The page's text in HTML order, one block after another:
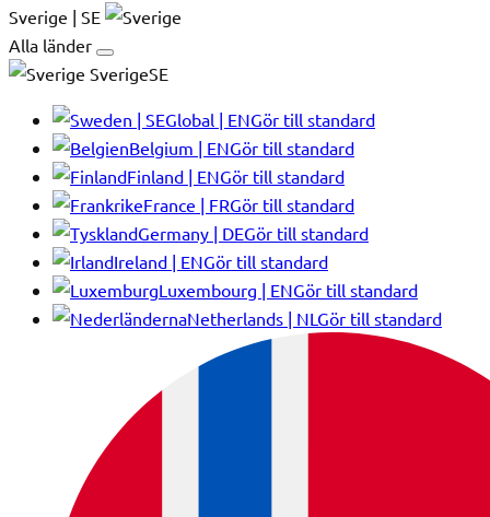
Sverige | SE
Alla länder
SverigeSE
Global | ENGör till standard
Belgium | ENGör till standard
Finland | ENGör till standard
France | FRGör till standard
Germany | DEGör till standard
Ireland | ENGör till standard
Luxembourg | ENGör till standard
Netherlands | NL Gör till standard